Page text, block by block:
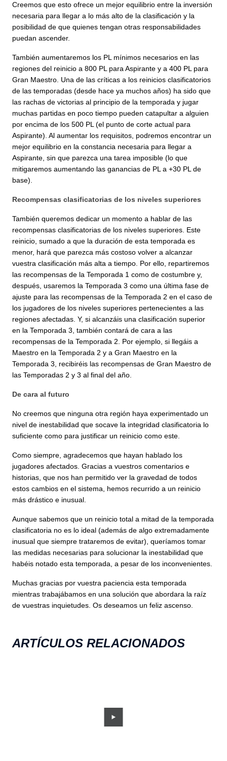
Creemos que esto ofrece un mejor equilibrio entre la inversión
necesaria para llegar a lo más alto de la clasificación y la
posibilidad de que quienes tengan otras responsabilidades
puedan ascender.
También aumentaremos los PL mínimos necesarios en las
regiones del reinicio a 800 PL para Aspirante y a 400 PL para
Gran Maestro. Una de las críticas a los reinicios clasificatorios
de las temporadas (desde hace ya muchos años) ha sido que
las rachas de victorias al principio de la temporada y jugar
muchas partidas en poco tiempo pueden catapultar a alguien
por encima de los 500 PL (el punto de corte actual para
Aspirante). Al aumentar los requisitos, podremos encontrar un
mejor equilibrio en la constancia necesaria para llegar a
Aspirante, sin que parezca una tarea imposible (lo que
mitigaremos aumentando las ganancias de PL a +30 PL de
base).
Recompensas clasificatorias de los niveles superiores
También queremos dedicar un momento a hablar de las
recompensas clasificatorias de los niveles superiores. Este
reinicio, sumado a que la duración de esta temporada es
menor, hará que parezca más costoso volver a alcanzar
vuestra clasificación más alta a tiempo. Por ello, repartiremos
las recompensas de la Temporada 1 como de costumbre y,
después, usaremos la Temporada 3 como una última fase de
ajuste para las recompensas de la Temporada 2 en el caso de
los jugadores de los niveles superiores pertenecientes a las
regiones afectadas. Y, si alcanzáis una clasificación superior
en la Temporada 3, también contará de cara a las
recompensas de la Temporada 2. Por ejemplo, si llegáis a
Maestro en la Temporada 2 y a Gran Maestro en la
Temporada 3, recibiréis las recompensas de Gran Maestro de
las Temporadas 2 y 3 al final del año.
De cara al futuro
No creemos que ninguna otra región haya experimentado un
nivel de inestabilidad que socave la integridad clasificatoria lo
suficiente como para justificar un reinicio como este.
Como siempre, agradecemos que hayan hablado los
jugadores afectados. Gracias a vuestros comentarios e
historias, que nos han permitido ver la gravedad de todos
estos cambios en el sistema, hemos recurrido a un reinicio
más drástico e inusual.
Aunque sabemos que un reinicio total a mitad de la temporada
clasificatoria no es lo ideal (además de algo extremadamente
inusual que siempre trataremos de evitar), queríamos tomar
las medidas necesarias para solucionar la inestabilidad que
habéis notado esta temporada, a pesar de los inconvenientes.
Muchas gracias por vuestra paciencia esta temporada
mientras trabajábamos en una solución que abordara la raíz
de vuestras inquietudes. Os deseamos un feliz ascenso.
ARTÍCULOS RELACIONADOS